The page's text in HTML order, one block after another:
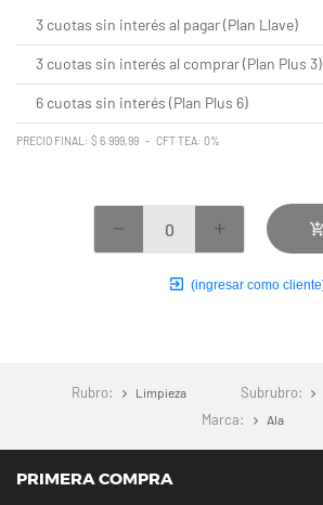
3 cuotas sin interés al pagar (Plan Llave)
3 cuotas sin interés al comprar (Plan Plus 3)
6 cuotas sin interés (Plan Plus 6)
PRECIO FINAL: $ 6.999,99 - CFT TEA: 0%
(ingresar como
Rubro: Limpieza Subrubro:
Marca: Ala
PRIMERA COMPRA